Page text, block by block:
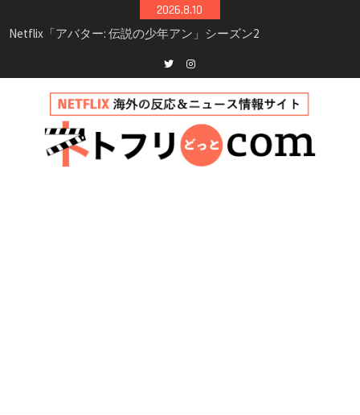
to
2026.8.10
シーズン3最新情報
Netflix映画「ボイスメールで恋をして」キャス
イッチ主演ロマコメ
新決定！2027年撮影開始へ
兄弟大騒動のコメディ映画「リトル・ブラザ
ー」がNetflixで配信！─キャスト・あらすじ・
見どころまとめ
Twitterinstagram